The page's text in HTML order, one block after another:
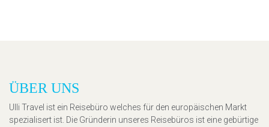
ÜBER UNS
Ulli Travel ist ein Reisebüro welches für den europäischen Markt
spezialisert ist. Die Gründerin unseres Reisebüros ist eine gebürtige